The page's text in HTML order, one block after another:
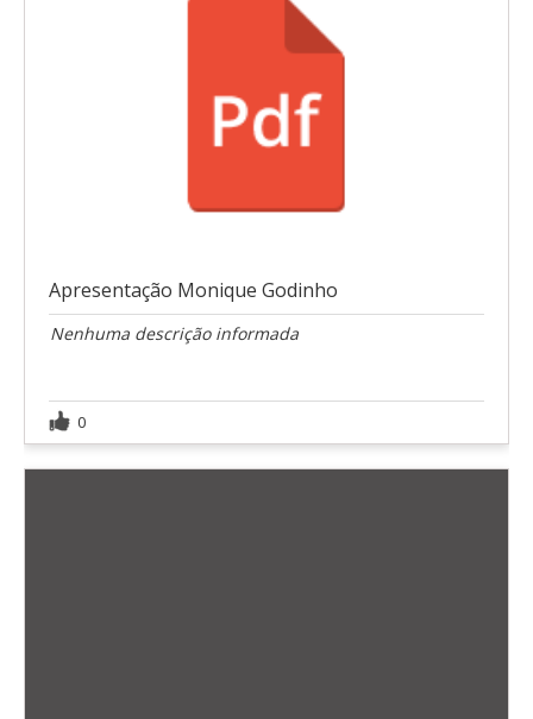
Apresentação Monique Godinho
Nenhuma descrição informada
0